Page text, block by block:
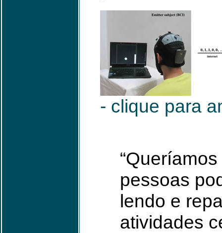
- clique para
pessoas
lendo e
atividades